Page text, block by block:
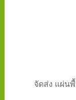
จัดส่ง แผ่น